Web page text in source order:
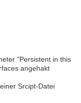
"Persistent in this
angehakt
Srcipt-Datei